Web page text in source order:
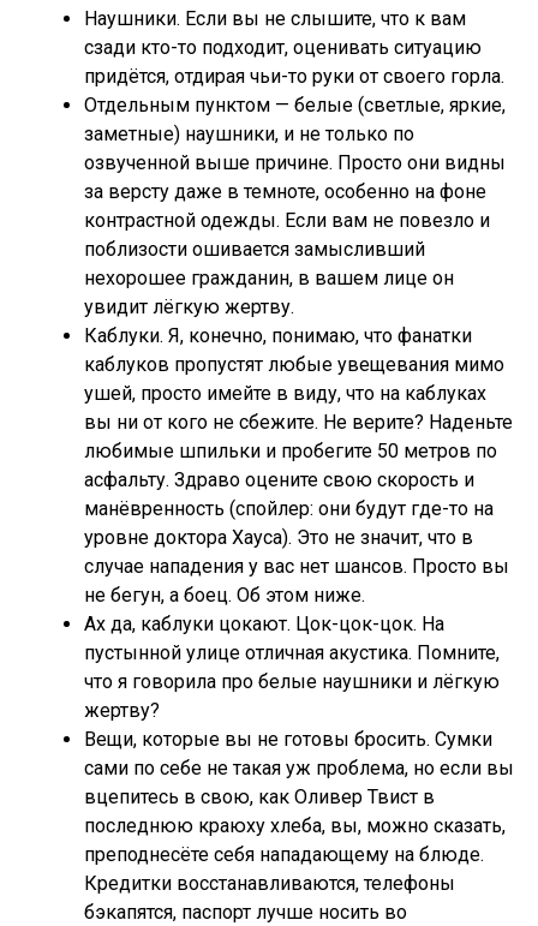
Наушники. Если вы не слышите, что к вам
сзади кто-то подходит, оценивать ситуацию
придётся, отдирая чьи-то руки от своего горла.
Отдельным пунктом — белые (светлые, яркие,
заметные) наушники, и не только по
озвученной выше причине. Просто они видны
за версту даже в темноте, особенно на фоне
контрастной одежды. Если вам не повезло и
поблизости ошивается замысливший
нехорошее гражданин, в вашем лице он
увидит лёгкую жертву.
Каблуки. Я, конечно, понимаю, что фанатки
каблуков пропустят любые увещевания мимо
ушей, просто имейте в виду, что на каблуках
вы ни от кого не сбежите. Не верите? Наденьте
любимые шпильки и пробегите 50 метров по
асфальту. Здраво оцените свою скорость и
манёвренность (спойлер: они будут где-то на
уровне доктора Хауса). Это не значит, что в
случае нападения у вас нет шансов. Просто вы
не бегун, а боец. Об этом ниже.
Ах да, каблуки цокают. Цок-цок-цок. На
пустынной улице отличная акустика. Помните,
что я говорила про белые наушники и лёгкую
жертву?
Вещи, которые вы не готовы бросить. Сумки
сами по себе не такая уж проблема, но если вы
вцепитесь в свою, как Оливер Твист в
последнюю краюху хлеба, вы, можно сказать,
преподнесёте себя нападающему на блюде.
Кредитки восстанавливаются, телефоны
бэкапятся, паспорт лучше носить во